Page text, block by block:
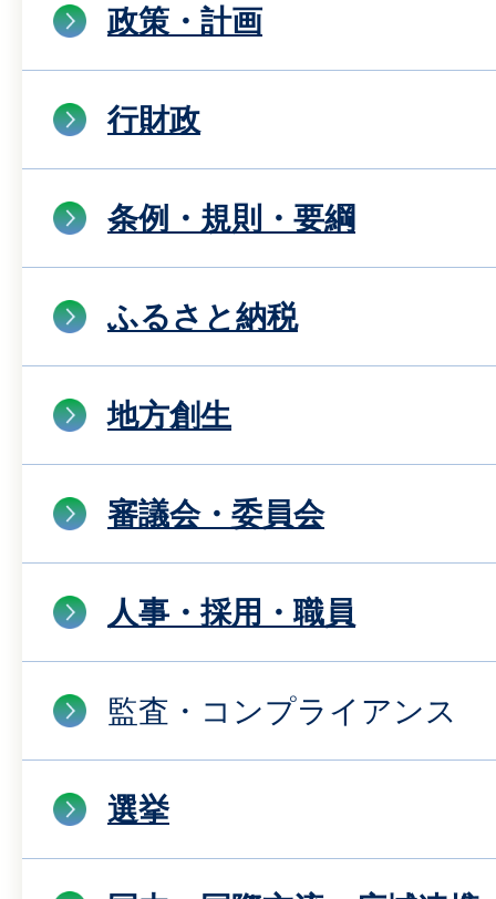
政策・計画
行財政
条例・規則・要綱
ふるさと納税
地方創生
審議会・委員会
人事・採用・職員
監査・コンプライアンス
選挙